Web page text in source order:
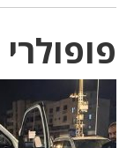
פופולרי